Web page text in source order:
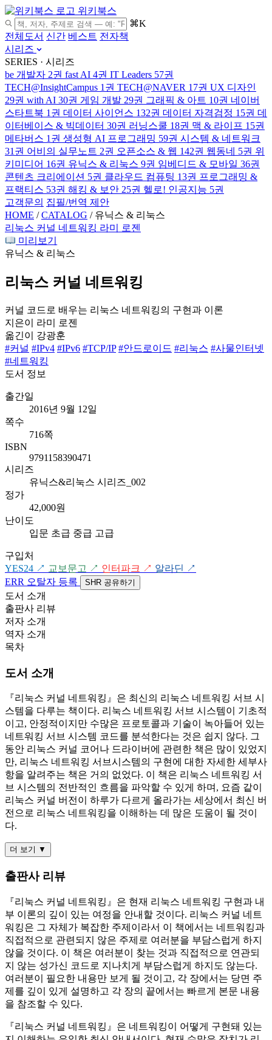
위키북스
⌘K
전체도서 신간 베스트 전자책
시리즈
SERIES · 시리즈
be 개발자 2권 fast AI 4권 IT Leaders 57권
TECH@InsightCampus 1권 TECH@NAVER 17권 UX 디자인
29권 with AI 30권 게임 개발 29권 그래픽 & 아트 10권 네이버
스타트북 1권 데이터 사이언스 132권 데이터 자격검정 15권 데
이터베이스 & 빅데이터 30권 러닝스쿨 18권 맥 & 라이프 15권
메타버스 1권 생성형 AI 프로그래밍 59권 시스템 & 네트워크
31권 어비의 실무노트 2권 오픈소스 & 웹 142권 웹동네 5권 위
키미디어 16권 유닉스 & 리눅스 9권 임베디드 & 모바일 36권
콘텐츠 크리에이션 5권 클라우드 컴퓨팅 13권 프로그래밍 &
프랙티스 53권 해킹 & 보안 25권 헬로! 인공지능 5권
고객문의 집필/번역 제안
HOME / CATALOG / 유닉스 & 리눅스
리눅스 커널 네트워킹 라미 로젠
미리보기
유닉스 & 리눅스
리눅스 커널 네트워킹
커널 코드로 배우는 리눅스 네트워킹의 구현과 이론
지은이
라미 로젠
옮긴이
강광훈
#커널 #IPv4 #IPv6 #TCP/IP #안드로이드 #리눅스 #사물인터넷
#네트워킹
도서 정보
출간일
2016년 9월 12일
쪽수
716쪽
ISBN
9791158390471
시리즈
유닉스&리눅스 시리즈_002
정가
42,000원
난이도
입문 초급 중급 고급
구입처
YES24 ↗ 교보문고 ↗ 인터파크 ↗ 알라딘 ↗
ERR 오탈자 등록 SHR 공유하기
도서 소개
출판사 리뷰
저자 소개
역자 소개
목차
도서 소개
『리눅스 커널 네트워킹』은 최신의 리눅스 네트워킹 서브 시
스템을 다루는 책이다. 리눅스 네트워킹 서브 시스템이 기초적
이고, 안정적이지만 수많은 프로토콜과 기술이 녹아들어 있는
네트워킹 서브 시스템 코드를 분석한다는 것은 쉽지 않다. 그
동안 리눅스 커널 코어나 드라이버에 관련한 책은 많이 있었지
만, 리눅스 네트워킹 서브시스템의 구현에 대한 자세한 세부사
항을 알려주는 책은 거의 없었다. 이 책은 리눅스 네트워킹 서
브 시스템의 전반적인 흐름을 파악할 수 있게 하며, 요즘 같이
리눅스 커널 버전이 하루가 다르게 올라가는 세상에서 최신 버
전으로 리눅스 네트워킹을 이해하는 데 많은 도움이 될 것이
다.
더 보기 ▼
출판사 리뷰
『리눅스 커널 네트워킹』은 현재 리눅스 네트워킹 구현과 내
부 이론의 깊이 있는 여정을 안내할 것이다. 리눅스 커널 네트
워킹은 그 자체가 복잡한 주제이라서 이 책에서는 네트워킹과
직접적으로 관련되지 않은 주제로 여러분을 부담스럽게 하지
않을 것이다. 이 책은 여러분이 찾는 것과 직접적으로 연관되
지 않는 성가신 코드로 지나치게 부담스럽게 하지도 않는다.
여러분이 필요한 내용만 보게 될 것이고, 각 장에서는 당면 주
제를 깊이 있게 설명하고 각 장의 끝에서는 빠르게 본문 내용
을 참조할 수 있다.
『리눅스 커널 네트워킹』은 네트워킹이 어떻게 구현돼 있는